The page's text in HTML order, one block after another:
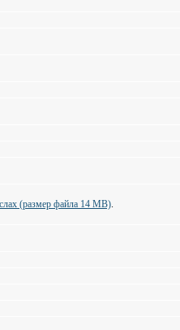
(размер файла 14 МB).